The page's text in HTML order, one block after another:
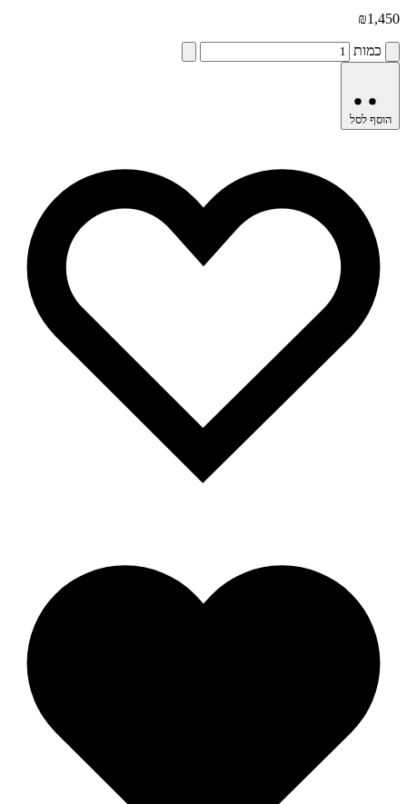
₪1,450
כמות
הוסף לסל